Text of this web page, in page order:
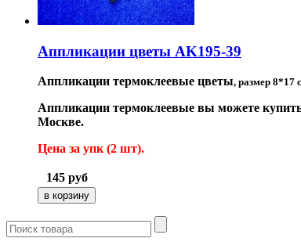
Аппликации цветы AK195-39
Аппликации термоклеевые цветы, размер 8*17
Аппликации термоклеевые вы можете
Москве.
Цена за упк (2 шт).
145 руб